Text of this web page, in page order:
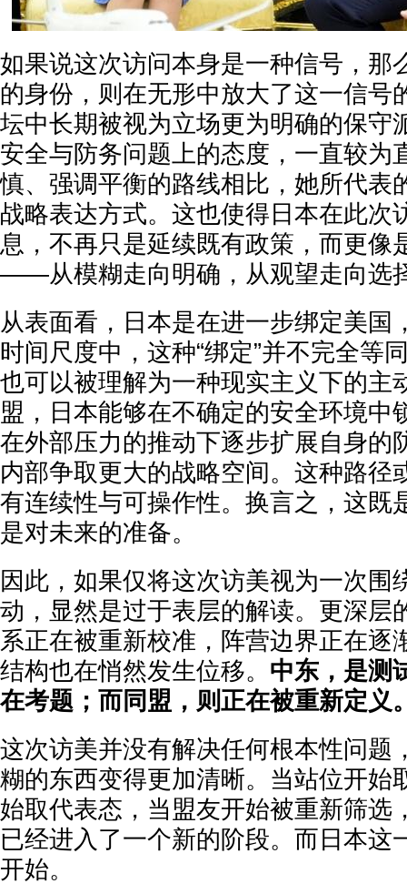
如果说这次访问本身是一种信号，那
的身份，则在无形中放大了这一信号
坛中长期被视为立场更为明确的保守
安全与防务问题上的态度，一直较为
慎、强调平衡的路线相比，她所代表
战略表达方式。这也使得日本在此次
息，不再只是延续既有政策，而更像
——从模糊走向明确，从观望走向选
从表面看，日本是在进一步绑定美国
时间尺度中，这种“绑定”并不完全等
也可以被理解为一种现实主义下的主
盟，日本能够在不确定的安全环境中
在外部压力的推动下逐步扩展自身的
内部争取更大的战略空间。这种路径
有连续性与可操作性。换言之，这既
是对未来的准备。
因此，如果仅将这次访美视为一次围
动，显然是过于表层的解读。更深层
系正在被重新校准，阵营边界正在逐
结构也在悄然发生位移。 中东，是测
在考题；而同盟，则正在被重新定义
这次访美并没有解决任何根本性问题
糊的东西变得更加清晰。当站位开始
始取代表态，当盟友开始被重新筛选
已经进入了一个新的阶段。而日本这
开始。